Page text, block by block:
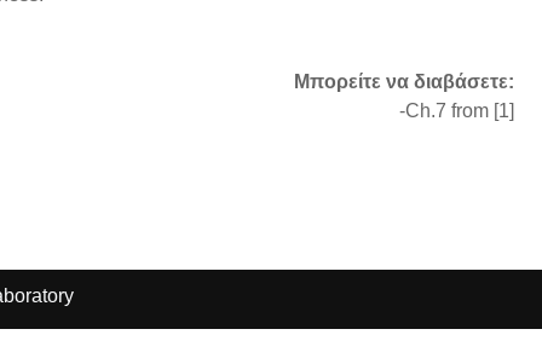
Μπορείτε να διαβάσετε:
-Ch.7 from [1]